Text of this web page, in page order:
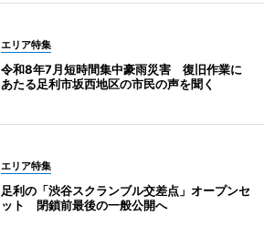
エリア特集
令和8年7月短時間集中豪雨災害 復旧作業に
あたる足利市坂西地区の市民の声を聞く
エリア特集
足利の「渋谷スクランブル交差点」オープンセ
ット 閉鎖前最後の一般公開へ